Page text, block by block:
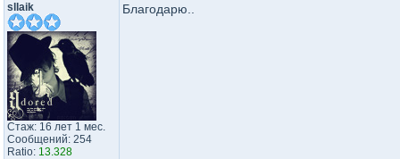
sllaik
Стаж: 16 лет 1 мес.
Сообщений: 254
Ratio: 13.328
Благодарю..